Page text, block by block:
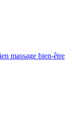
massage bien-être